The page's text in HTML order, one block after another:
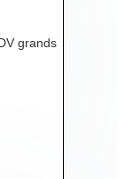
grands